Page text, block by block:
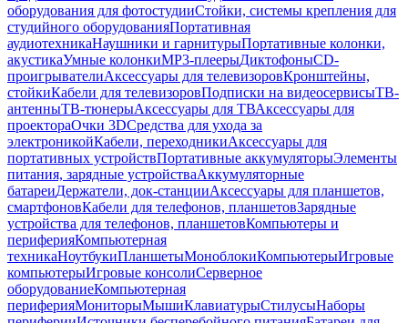
оборудования для фотостудииСтойки, системы крепления для
студийного оборудованияПортативная
аудиотехникаНаушники и гарнитурыПортативные колонки,
акустикаУмные колонкиMP3-плеерыДиктофоныCD-
проигрывателиАксессуары для телевизоровКронштейны,
стойкиКабели для телевизоровПодписки на видеосервисыТВ-
антенныТВ-тюнерыАксессуары для ТВАксессуары для
проектораОчки 3DСредства для ухода за
электроникойКабели, переходникиАксессуары для
портативных устройствПортативные аккумуляторыЭлементы
питания, зарядные устройстваАккумуляторные
батареиДержатели, док-станцииАксессуары для планшетов,
смартфоновКабели для телефонов, планшетовЗарядные
устройства для телефонов, планшетовКомпьютеры и
периферияКомпьютерная
техникаНоутбукиПланшетыМоноблокиКомпьютерыИгровые
компьютерыИгровые консолиСерверное
оборудованиеКомпьютерная
периферияМониторыМышиКлавиатурыСтилусыНаборы